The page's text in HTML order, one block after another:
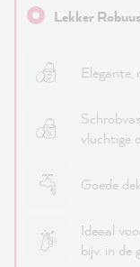
Lekker
vluchtige
Goede
Ideaal
bijv. in de